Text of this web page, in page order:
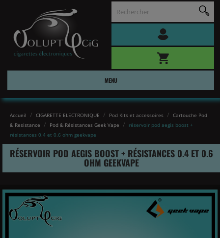
MENU
Accueil CIGARETTE ELECTRONIQUE Pod Kits et accessoires
Cartouche Pod
& Resistance
Pod & Résistances Geek Vape
réservoir pod aegis boost +
résistances 0.4 et 0.6 ohm geekvape
RÉSERVOIR POD AEGIS BOOST + RÉSISTANCES 0.4 ET 0.6
OHM GEEKVAPE